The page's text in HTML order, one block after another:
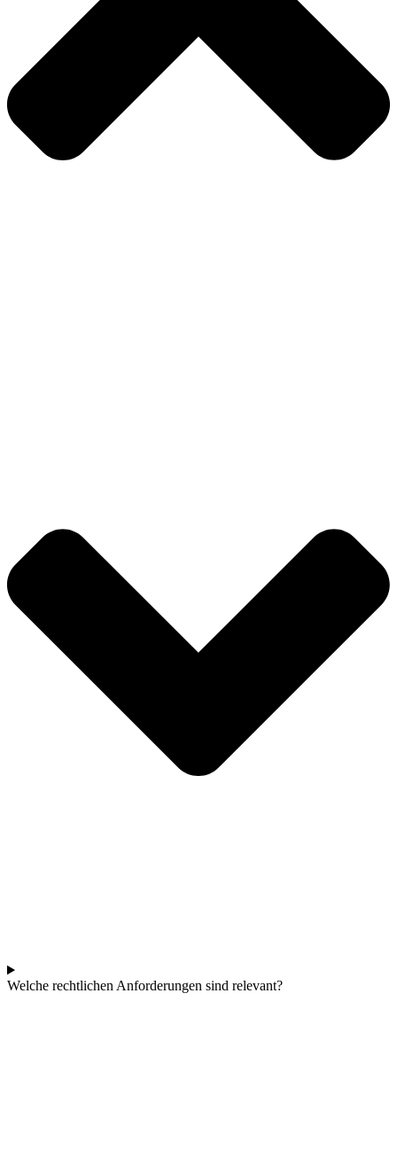
Welche rechtlichen Anforderungen sind relevant?